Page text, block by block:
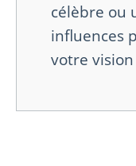
célèbre ou
influences
votre